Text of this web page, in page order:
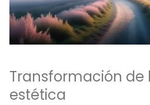
Transformación de
estética